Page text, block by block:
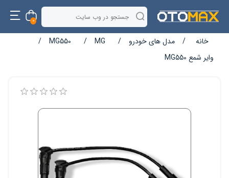
0
خانه / مدل های خودرو /
MG
/
MG550
/
وایر شمع MG550